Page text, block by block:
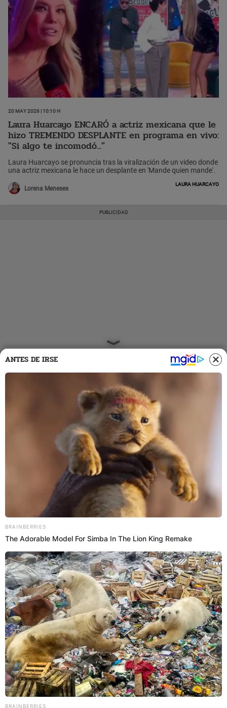
20 May 2026 | 10:10 h
Laura Huarcayo ENCARÓ a actriz mexicana que le
hizo TREMENDO DESPLANTE en programa en vivo:
"Si algo te incomodó..."
Laura Huarcayo se pronuncia tras la viralización de un video donde
una actriz mexicana le hace un desplante en 'Mande quien mande'.
Lorena Meneses
Laura Huarcayo
20 May 2026 | 10:10 h
Laura Huarcayo pasa VERGONZOSO MOMENTO tras
DESPLANTE de actriz mexicana EN VIVO
mexicana, pero la intérprete la rechazó en pleno programa en vivo.
Laura Huarcayo
04 May 2026 | 18:47 h
ANTES DE IRSE